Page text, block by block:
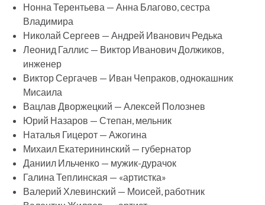
Нонна Терентьева — Анна Благово, сестра
Владимира
Николай Сергеев — Андрей Иванович Редька
Леонид Галлис — Виктор Иванович Должиков,
инженер
Виктор Сергачев — Иван Чепраков, однокашник
Мисаила
Вацлав Дворжецкий — Алексей Полознев
Юрий Назаров — Степан, мельник
Наталья Гицерот — Ажогина
Михаил Екатерининский — губернатор
Даниил Ильченко — мужик-дурачок
Галина Теплинская — «артистка»
Валерий Хлевинский — Моисей, работник